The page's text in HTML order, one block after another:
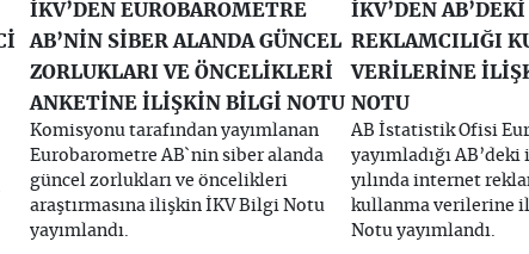
İKV’DEN EUROBAROMETRE
AB’NİN SİBER ALANDA GÜNCEL
ZORLUKLARI VE ÖNCELİKLERİ
ANKETİNE İLİŞKİN BİLGİ NOTU
Komisyonu tarafından yayımlanan
Eurobarometre AB`nin siber alanda
güncel zorlukları ve öncelikleri
araştırmasına ilişkin İKV Bilgi Notu
yayımlandı.
İKV’DEN
REKLAMCILIĞI
VERİLERİNE
NOTU
AB İstatistik Ofisi
yayımladığı
yılında internet
kullanma verilerine
Notu yayımlandı.